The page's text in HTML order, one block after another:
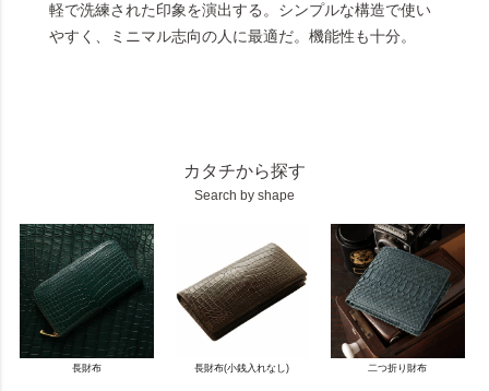
軽で洗練された印象を演出する。シンプルな構造で使い
やすく、ミニマル志向の人に最適だ。機能性も十分。
カタチから探す
Search by shape
長財布 長財布(小銭入れなし) 二つ折り財布